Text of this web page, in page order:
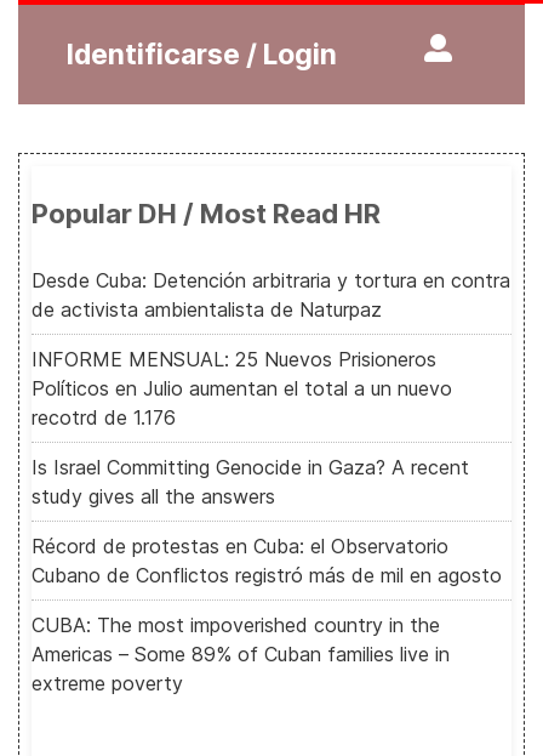
Identificarse / Login
Popular DH / Most Read HR
Desde Cuba: Detención arbitraria y tortura en contra
de activista ambientalista de Naturpaz
INFORME MENSUAL: 25 Nuevos Prisioneros
Políticos en Julio aumentan el total a un nuevo
recotrd de 1.176
Is Israel Committing Genocide in Gaza? A recent
study gives all the answers
Récord de protestas en Cuba: el Observatorio
Cubano de Conflictos registró más de mil en agosto
CUBA: The most impoverished country in the
Americas – Some 89% of Cuban families live in
extreme poverty